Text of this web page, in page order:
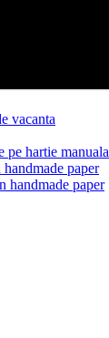
vacanta
pe hartie manuala
paper
handmade paper